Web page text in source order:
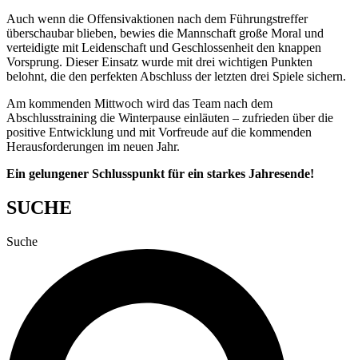
Auch wenn die Offensivaktionen nach dem Führungstreffer
überschaubar blieben, bewies die Mannschaft große Moral und
verteidigte mit Leidenschaft und Geschlossenheit den knappen
Vorsprung. Dieser Einsatz wurde mit drei wichtigen Punkten
belohnt, die den perfekten Abschluss der letzten drei Spiele sichern.
Am kommenden Mittwoch wird das Team nach dem
Abschlusstraining die Winterpause einläuten – zufrieden über die
positive Entwicklung und mit Vorfreude auf die kommenden
Herausforderungen im neuen Jahr.
Ein gelungener Schlusspunkt für ein starkes Jahresende!
SUCHE
Suche